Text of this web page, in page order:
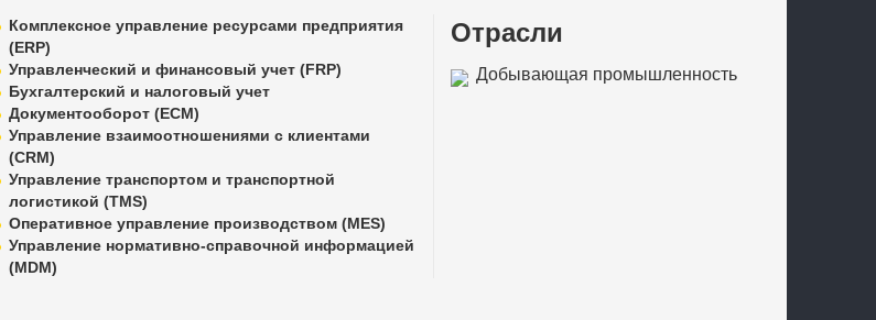
Комплексное управление ресурсами предприятия
(ERP)
Управленческий и финансовый учет (FRP)
Бухгалтерский и налоговый учет
Документооборот (ECM)
Управление взаимоотношениями с клиентами
(CRM)
Управление транспортом и транспортной
логистикой (TMS)
Оперативное управление производством (MES)
Управление нормативно-справочной информацией
(MDM)
Отрасли
Добывающая промышленность